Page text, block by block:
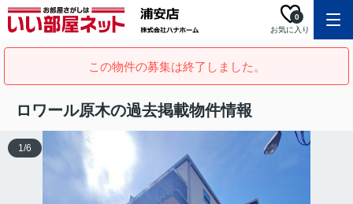
お気に入り
0
この物件の募集は終了しました。
ロワール原木の過去掲載物件情報
1/6